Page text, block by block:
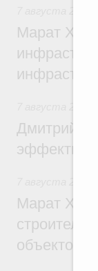
Марат
Дмитрий
Марат
объектов